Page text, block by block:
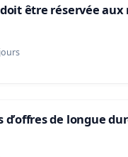
être réservée aux
d’offres de longue